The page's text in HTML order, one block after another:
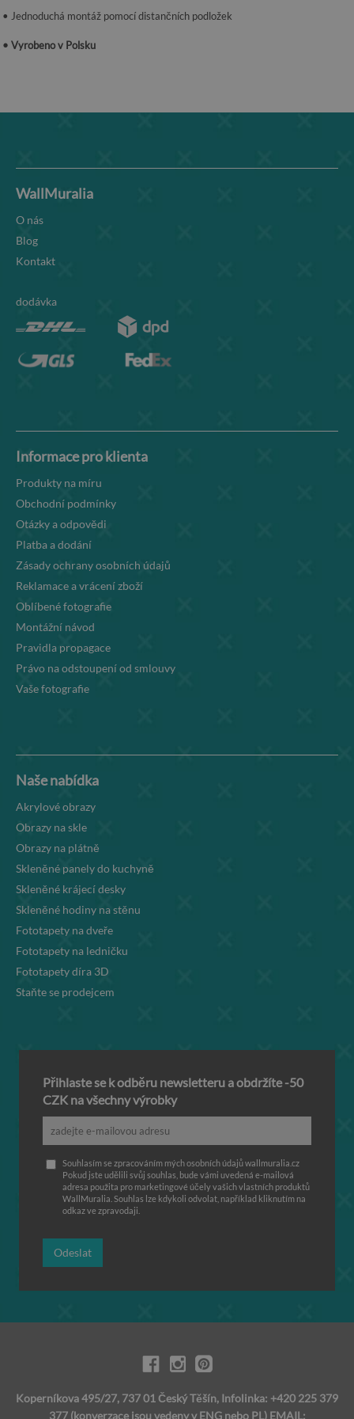
• Jednoduchá montáž pomocí distančních podložek
• Vyrobeno v Polsku
WallMuralia
O nás
Blog
Kontakt
dodávka
Informace pro klienta
Produkty na míru
Obchodní podmínky
Otázky a odpovědi
Platba a dodání
Zásady ochrany osobních údajů
Reklamace a vrácení zboží
Oblíbené fotografie
Montážní návod
Pravidla propagace
Právo na odstoupení od smlouvy
Vaše fotografie
Naše nabídka
Akrylové obrazy
Obrazy na skle
Obrazy na plátně
Skleněné panely do kuchyně
Skleněné krájecí desky
Skleněné hodiny na stěnu
Fototapety na dveře
Fototapety na ledničku
Fototapety díra 3D
Staňte se prodejcem
Přihlaste se k odběru newsletteru a obdržíte -50
CZK na všechny výrobky
Souhlasím se zpracováním mých osobních údajů wallmuralia.cz
Pokud jste udělili svůj souhlas, bude vámi uvedená e-mailová
adresa použita pro marketingové účely vašich vlastních produktů
WallMuralia. Souhlas lze kdykoli odvolat, například kliknutím na
odkaz ve zpravodaji.
Odeslat
Koperníkova 495/27, 737 01 Český Těšín, Infolinka: +420 225 379
377 (konverzace jsou vedeny v ENG nebo PL) EMAIL: